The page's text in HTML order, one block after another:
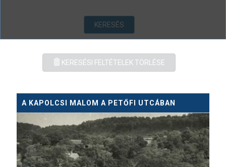
KERESÉS
KERESÉSI FELTÉTELEK TÖRLÉSE
A KAPOLCSI MALOM A PETŐFI UTCÁBAN